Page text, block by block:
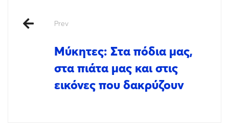
Prev
Μύκητες: Στα πόδια μας,
στα πιάτα μας και στις
εικόνες που δακρύζουν